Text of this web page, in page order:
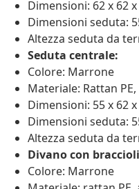
Dimensioni: 62 x 62 x
Dimensioni seduta:
Altezza seduta da
Seduta centrale:
Colore: Marrone
Materiale: Rattan
Dimensioni: 55 x 62 x
Dimensioni seduta:
Altezza seduta da
Divano con
Colore: Marrone